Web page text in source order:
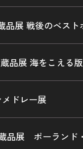
品展 戦後のベスト
品展 海をこえ
ドレー展
品展 ポーランド